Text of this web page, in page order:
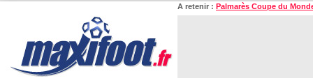
A retenir : Palmarès Coupe du